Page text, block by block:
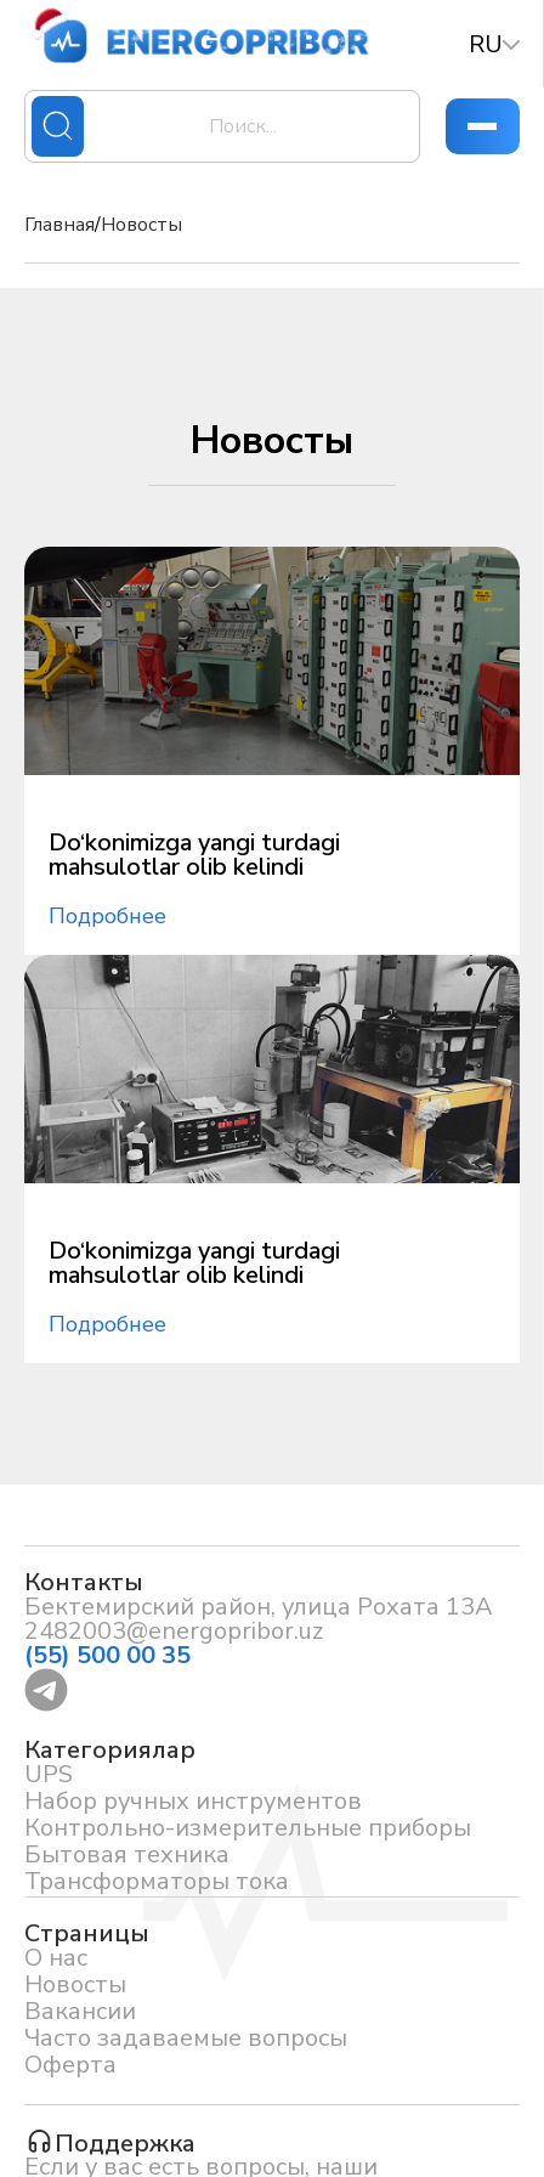
RU
Главная/Новосты
Новосты
Do‘konimizga yangi turdagi
mahsulotlar olib kelindi
Подробнее
Do‘konimizga yangi turdagi
mahsulotlar olib kelindi
Подробнее
Контакты
Бектемирский район, улица Рохата 13А
2482003@energopribor.uz
(55) 500 00 35
Категориялар
UPS
Набор ручных инструментов
Контрольно-измерительные приборы
Бытовая техника
Трансформаторы тока
Страницы
О нас
Новосты
Вакансии
Часто задаваемые вопросы
Оферта
Поддержка
Если у вас есть вопросы, наши